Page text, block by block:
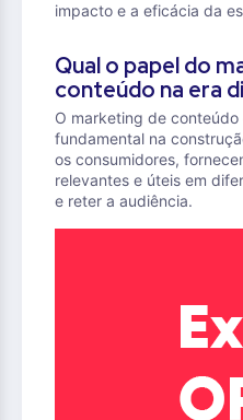
impacto e a eficácia da
Qual o papel do
conteúdo na era
O marketing de
fundamental na
os consumidores,
relevantes e úteis em
e reter a audiência.